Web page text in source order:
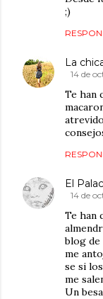
;)
La
14 de
Te han
El
14 de
Te han
blog de
me
se si
me
Un